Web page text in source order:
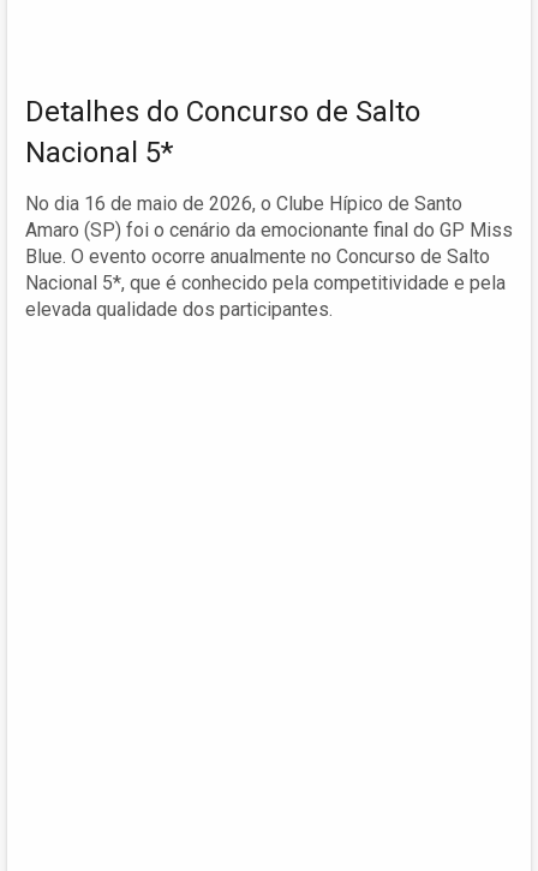
Detalhes do Concurso de Salto
Nacional 5*
No dia 16 de maio de 2026, o Clube Hípico de Santo
Amaro (SP) foi o cenário da emocionante final do GP Miss
Blue. O evento ocorre anualmente no Concurso de Salto
Nacional 5*, que é conhecido pela competitividade e pela
elevada qualidade dos participantes.